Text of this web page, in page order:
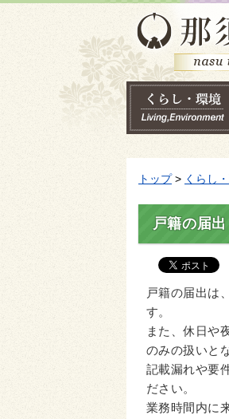
トップ> くらし
戸籍の届出
戸籍の届出は
す。
また、休日や
のみの扱いと
記載漏れや要
ださい。
業務時間内に